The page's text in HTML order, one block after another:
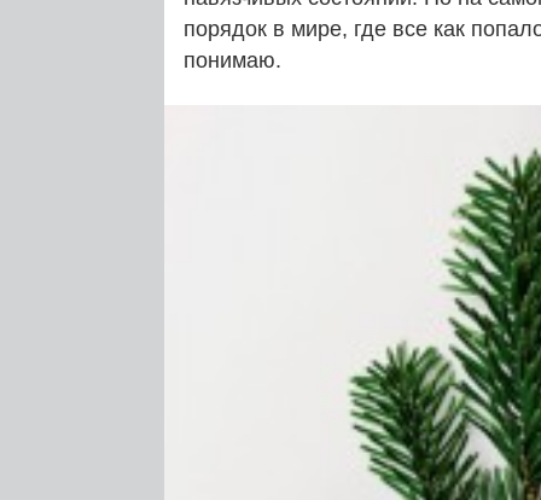
порядок в мире, где все как
понимаю.